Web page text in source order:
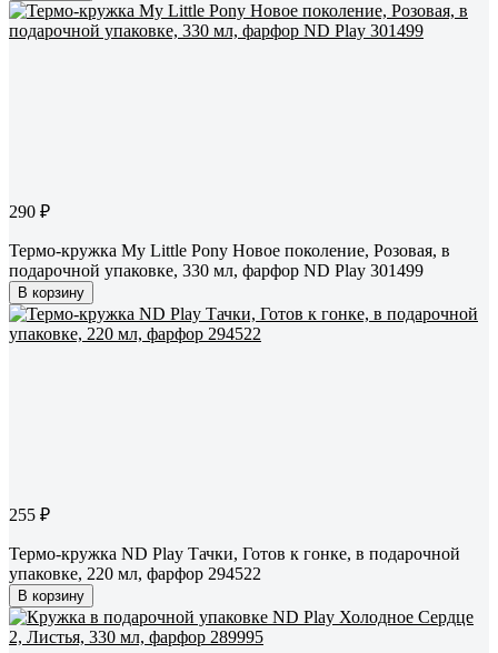
290 ₽
Термо-кружка My Little Pony Новое поколение, Розовая, в
подарочной упаковке, 330 мл, фарфор ND Play 301499
В корзину
255 ₽
Термо-кружка ND Play Тачки, Готов к гонке, в подарочной
упаковке, 220 мл, фарфор 294522
В корзину